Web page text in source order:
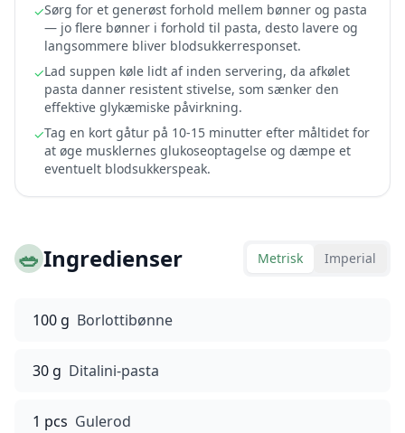
✓Sørg for et generøst forhold mellem bønner og pasta
— jo flere bønner i forhold til pasta, desto lavere og
langsommere bliver blodsukkerresponset.
✓Lad suppen køle lidt af inden servering, da afkølet
pasta danner resistent stivelse, som sænker den
effektive glykæmiske påvirkning.
✓Tag en kort gåtur på 10-15 minutter efter måltidet for
at øge musklernes glukoseoptagelse og dæmpe et
eventuelt blodsukkerspeak.
🥗Ingredienser Metrisk Imperial
100 g Borlottibønne
30 g Ditalini-pasta
1 pcs Gulerod